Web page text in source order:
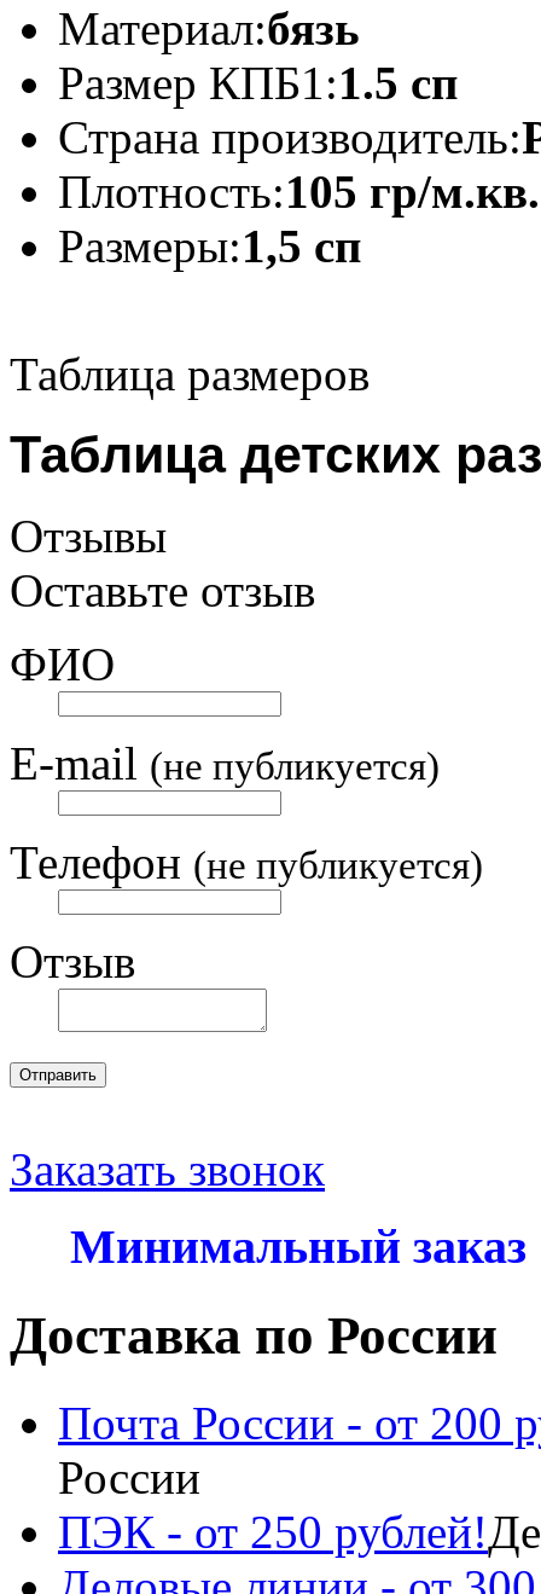
Материал:бязь
Размер КПБ1:1.5 сп
Страна производитель:
Плотность:105 гр/м.кв.
Размеры:1,5 сп
Таблица размеров
Таблица детских
Отзывы
Оставьте отзыв
ФИО
E-mail (не публикуется)
Телефон (не публикуется)
Отзыв
Отправить
Заказать звонок
Минимальный заказ
Доставка по России
Почта России - от 200
России
ПЭК - от 250 рублей!